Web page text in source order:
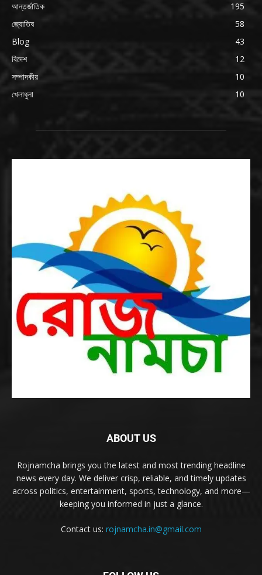
আন্তর্জাতিক
195
জ্যোতিষ
58
Blog
43
বিদেশ
12
সম্পাদকীয়
10
খেলাধুলা
10
ABOUT US
Rojnamcha brings you the latest and most trending headline
news every day. We deliver crisp, reliable, and timely updates
across politics, entertainment, sports, technology, and more—
keeping you informed in just a glance.
Contact us: rojnamcha.in@gmail.com